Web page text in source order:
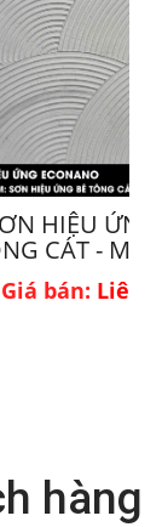
HIỆU ỨNG
CÁT - MÃ
BTC18-2
Giá bán: Liên
hàng